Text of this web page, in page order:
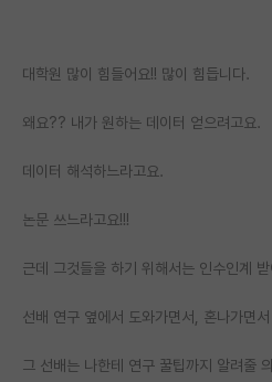
대학원 많이 힘들어요!! 많이 힘듭니다.
왜요?? 내가 원하는 데이터 얻으려고요.
데이터 해석하느라고요.
논문 쓰느라고요!!!
근데 그것들을 하기 위해서는 인수인계
선배 연구 옆에서 도와가면서, 혼나가면
그 선배는 나한테 연구 꿀팁까지 알려줄